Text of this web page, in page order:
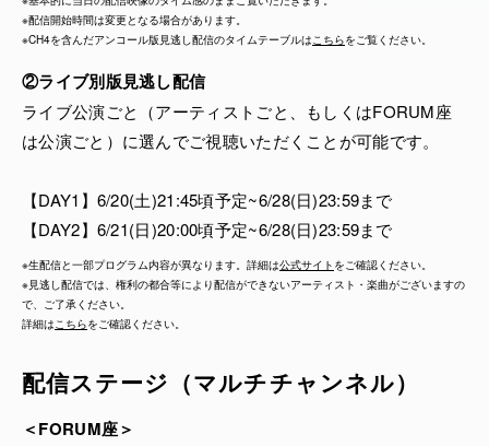
お楽しみいただくことができるものです。初年度から
谷野音(日比谷公園大音楽堂)が改修工事に入ったため
、今年新たに東京国際フォーラム ホールA「FORUM
座」ステージが会場に加わり、変わらず日比谷公園を
も広がっていきます。きっと新緑の季節の、公園と街
中の清々しい空気感も生配信で感じていただけると思
います。ぜひ日本中のみなさんと、音楽の歓びと感動
を共有できたら嬉しいです。
※配信開始時間は変更となる場合があります。
※CH4を含んだアンコール版見逃し配信のタイムテーブルはこちらをご覧ください。
②ライブ別版見逃し配信
ライブ公演ごと（アーティストごと、もしくはFORUM座
は公演ごと）に選んでご視聴いただくことが可能です。
【DAY1】6/20(土)21:45頃予定~6/28(日)23:59まで
【DAY2】6/21(日)20:00頃予定~6/28(日)23:59まで
※生配信と一部プログラム内容が異なります。詳細は公式サイト をご確認ください。
※見逃し配信では、権利の都合等により配信ができないアーティスト・楽曲がございますの
で、ご了承ください。
詳細はこちらをご確認ください。
配信ステージ（マルチチャンネル）
＜FORUM座＞